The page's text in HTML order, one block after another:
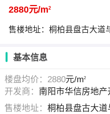
2880元/m2
售楼地址：桐柏县盘古大道
基本信息
楼盘均价：2880元/m2
开发商： 南阳市华信房地产
售楼地址：桐柏县盘古大道